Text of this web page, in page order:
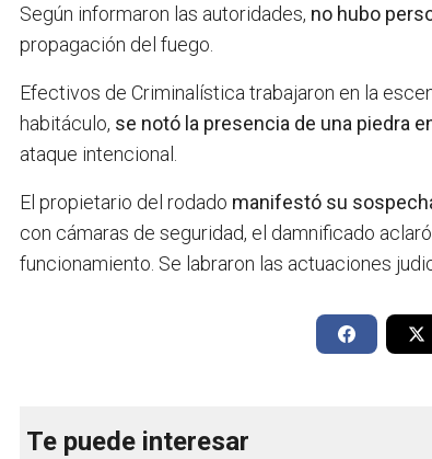
Según informaron las autoridades, no hubo
propagación del fuego.
Efectivos de Criminalística trabajaron en la
habitáculo, se notó la presencia de una piedra
ataque intencional.
El propietario del rodado manifestó su
con cámaras de seguridad, el damnificado
funcionamiento. Se labraron las actuaciones
Te puede interesar